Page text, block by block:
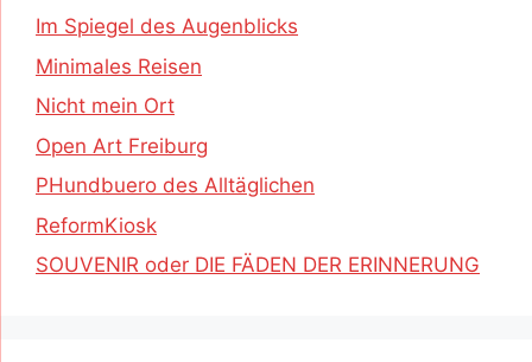
Im Spiegel des Augenblicks
Minimales Reisen
Nicht mein Ort
Open Art Freiburg
PHundbuero des Alltäglichen
ReformKiosk
SOUVENIR oder DIE FÄDEN DER ERINNERUNG